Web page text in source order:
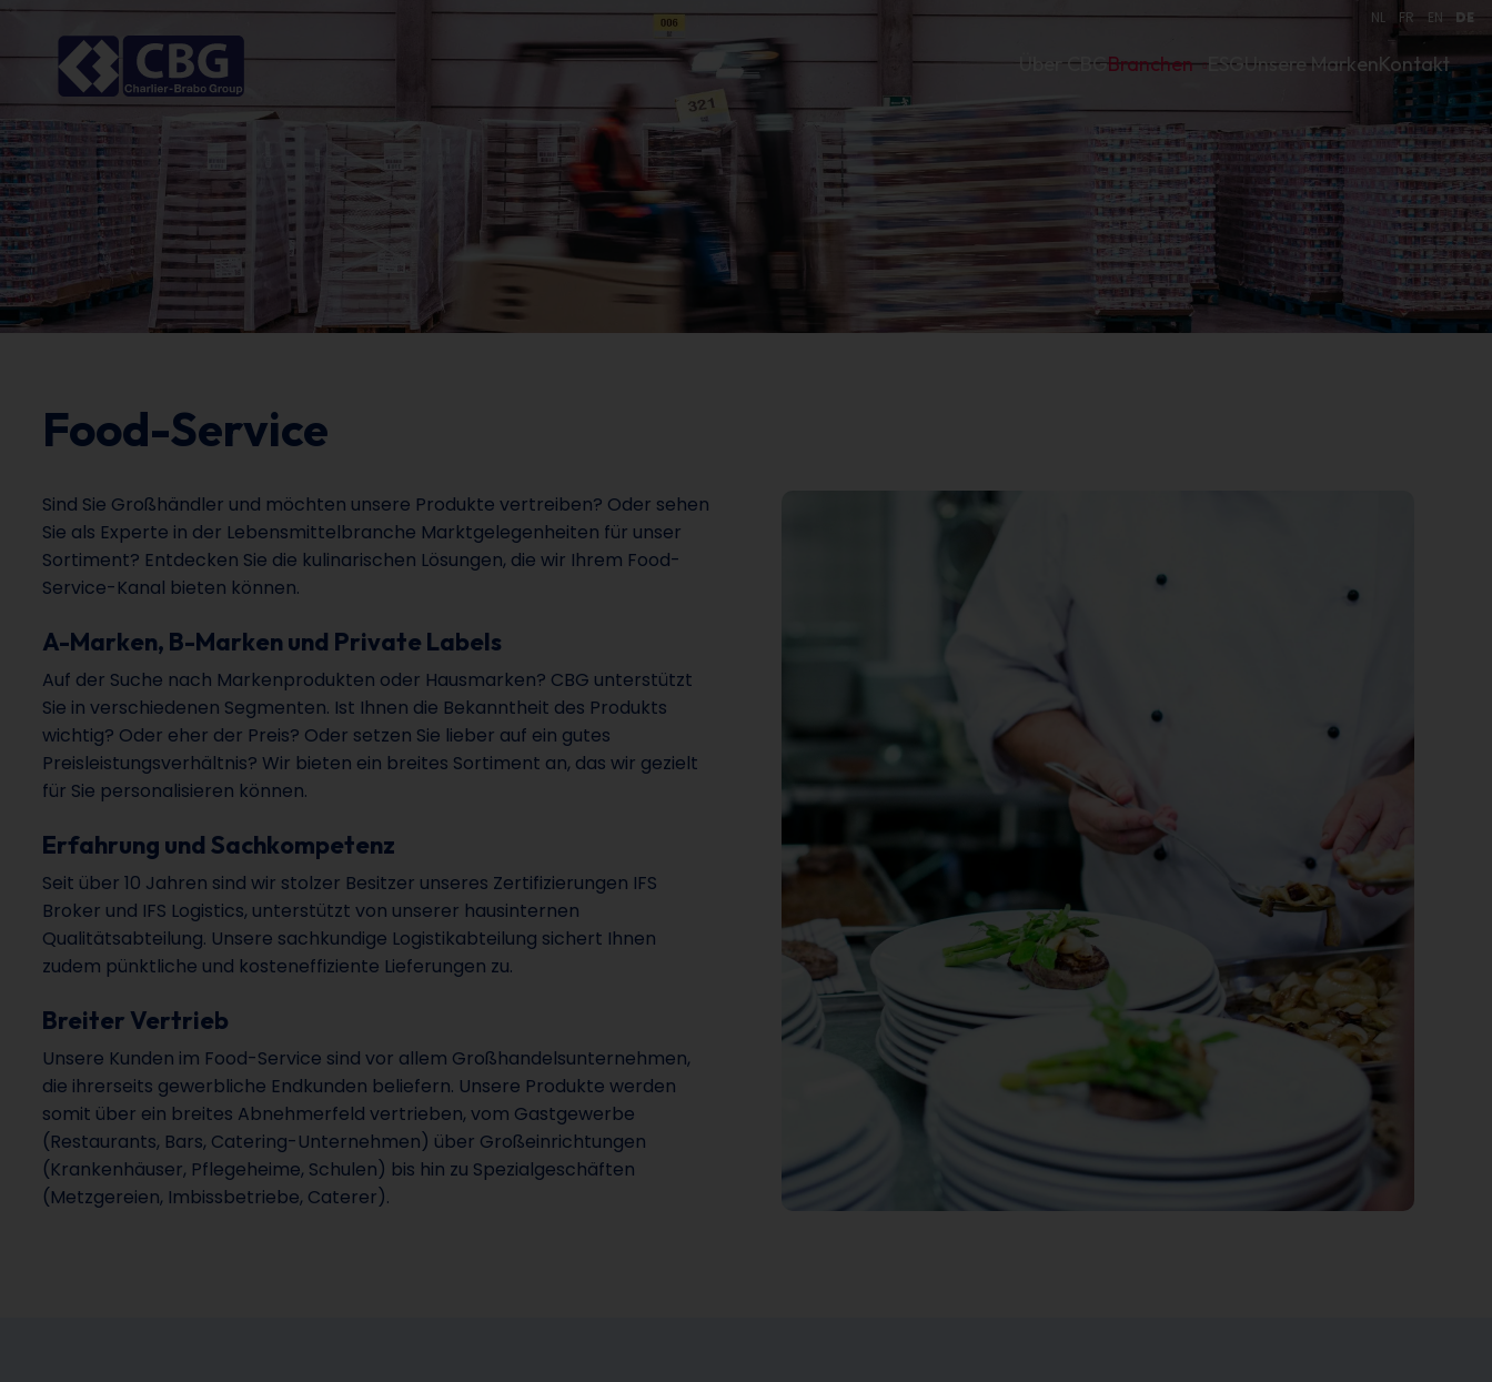
NL FR EN DE
Über CBGBranchen ESGUnsere MarkenKontakt
Food-Service
Sind Sie Großhändler und möchten unsere Produkte vertreiben? Oder sehen
Sie als Experte in der Lebensmittelbranche Marktgelegenheiten für unser
Sortiment? Entdecken Sie die kulinarischen Lösungen, die wir Ihrem Food-
Service-Kanal bieten können.
A-Marken, B-Marken und Private Labels
Auf der Suche nach Markenprodukten oder Hausmarken? CBG unterstützt
Sie in verschiedenen Segmenten. Ist Ihnen die Bekanntheit des Produkts
wichtig? Oder eher der Preis? Oder setzen Sie lieber auf ein gutes
Preisleistungsverhältnis? Wir bieten ein breites Sortiment an, das wir gezielt
für Sie personalisieren können.
Erfahrung und Sachkompetenz
Seit über 10 Jahren sind wir stolzer Besitzer unseres Zertifizierungen IFS
Broker und IFS Logistics, unterstützt von unserer hausinternen
Qualitätsabteilung. Unsere sachkundige Logistikabteilung sichert Ihnen
zudem pünktliche und kosteneffiziente Lieferungen zu.
Breiter Vertrieb
Unsere Kunden im Food-Service sind vor allem Großhandelsunternehmen,
die ihrerseits gewerbliche Endkunden beliefern. Unsere Produkte werden
somit über ein breites Abnehmerfeld vertrieben, vom Gastgewerbe
(Restaurants, Bars, Catering-Unternehmen) über Großeinrichtungen
(Krankenhäuser, Pflegeheime, Schulen) bis hin zu Spezialgeschäften
(Metzgereien, Imbissbetriebe, Caterer).